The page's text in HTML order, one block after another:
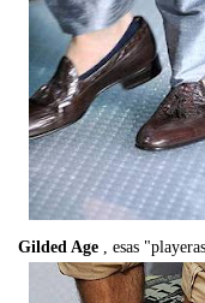
Gilded Age , esas